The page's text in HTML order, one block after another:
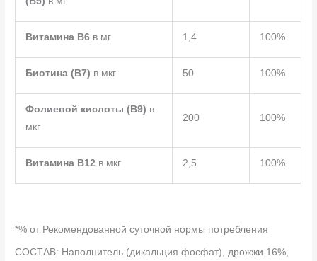
Витамина B6в мг 1,4 100%
Биотина (B7) в мкг 50 100%
Фолиевой кислоты (B9) в
мкг
200 100%
Витамина B12 в мкг 2,5 100%
*% от Рекомендованной суточной нормы потребления
СОСТАВ: Наполнитель (дикальция фосфат), дрожжи 16%,